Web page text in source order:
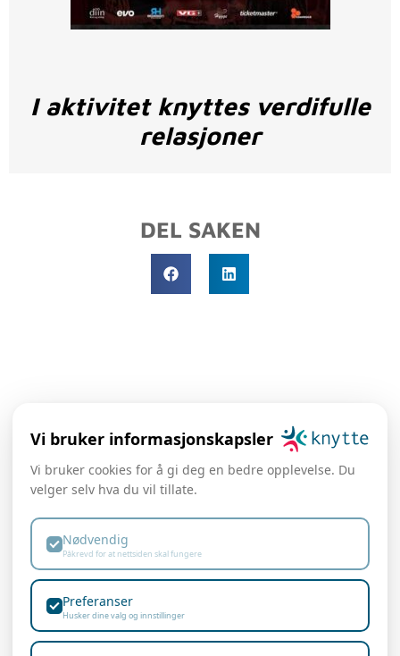
I aktivitet knyttes verdifulle
relasjoner
DEL SAKEN
364
Emil:+47 982 57 177
Trondheim:
Øvre Flatåsveg 36
Vi bruker informasjonskapsler
Vi bruker cookies for å gi deg en bedre opplevelse. Du
velger selv hva du vil tillate.
Nødvendig
Påkrevd for at nettsiden skal fungere
Preferanser
Husker dine valg og innstillinger